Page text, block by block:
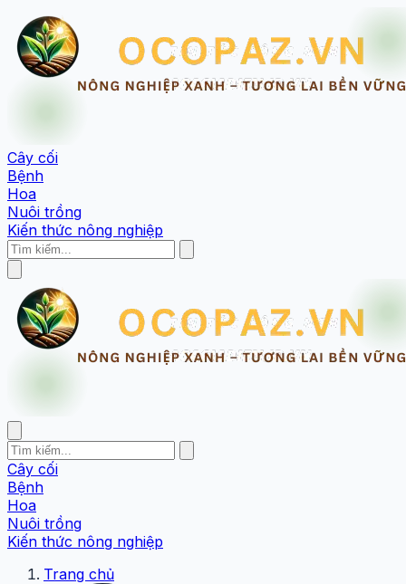
Cây cối
Bệnh
Hoa
Nuôi trồng
Kiến thức nông nghiệp
Cây cối
Bệnh
Hoa
Nuôi trồng
Kiến thức nông nghiệp
Trang chủ